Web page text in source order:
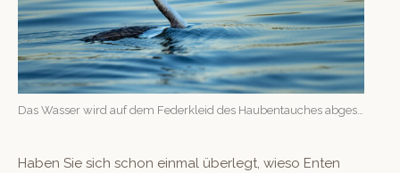
Das Wass­er wird auf dem Fed­erkleid des Hauben­tauch­es abgestossen.
Haben Sie sich schon ein­mal über­legt, wieso Enten